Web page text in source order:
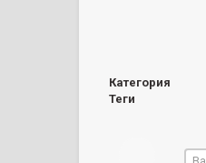
Категория
Теги